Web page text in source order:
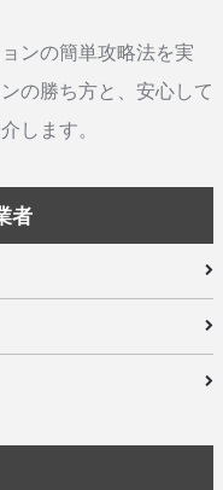
ンの簡単攻略法を実
の勝ち方と、安心して
します。
者